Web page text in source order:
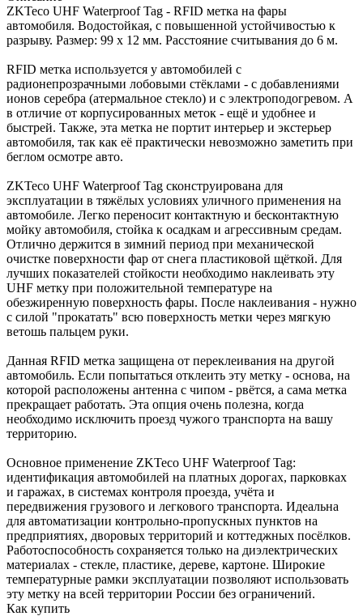
ZKTeco UHF Waterproof Tag - RFID метка на фары
автомобиля. Водостойкая, с повышенной устойчивостью к
разрыву. Размер: 99 х 12 мм. Расстояние считывания до 6 м.
RFID метка используется у автомобилей с
радионепрозрачными лобовыми стёклами - с добавлениями
ионов серебра (атермальное стекло) и с электроподогревом. А
в отличие от корпусированных меток - ещё и удобнее и
быстрей. Также, эта метка не портит интерьер и экстерьер
автомобиля, так как её практически невозможно заметить при
беглом осмотре авто.
ZKTeco UHF Waterproof Tag сконструирована для
эксплуатации в тяжёлых условиях уличного применения на
автомобиле. Легко переносит контактную и бесконтактную
мойку автомобиля, стойка к осадкам и агрессивным средам.
Отлично держится в зимний период при механической
очистке поверхности фар от снега пластиковой щёткой. Для
лучших показателей стойкости необходимо наклеивать эту
UHF метку при положительной температуре на
обезжиренную поверхность фары. После наклеивания - нужно
с силой "прокатать" всю поверхность метки через мягкую
ветошь пальцем руки.
Данная RFID метка защищена от переклеивания на другой
автомобиль. Если попытаться отклеить эту метку - основа, на
которой расположены антенна с чипом - рвётся, а сама метка
прекращает работать. Эта опция очень полезна, когда
необходимо исключить проезд чужого транспорта на вашу
территорию.
Основное применение ZKTeco UHF Waterproof Tag:
идентификация автомобилей на платных дорогах, парковках
и гаражах, в системах контроля проезда, учёта и
передвижения грузового и легкового транспорта. Идеальна
для автоматизации контрольно-пропускных пунктов на
предприятиях, дворовых территорий и коттеджных посёлков.
Работоспособность сохраняется только на диэлектрических
материалах - стекле, пластике, дереве, картоне. Широкие
температурные рамки эксплуатации позволяют использовать
эту метку на всей территории России без ограничений.
Как купить